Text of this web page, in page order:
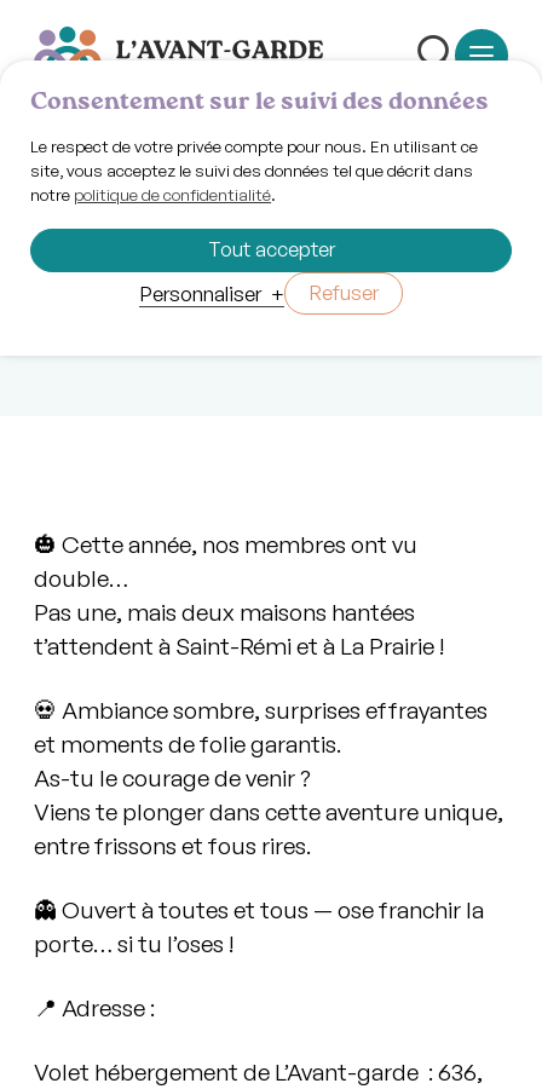
Vendredi 31 octobre 2025 | 18h00
Nos maisons
hantées !
🎃Cette année, nos membres ont vu
double…
Pas une, maisdeux maisons hantées
t’attendent à Saint-Rémi et à La Prairie !
💀Ambiance sombre, surprises effrayantes
et moments de folie garantis.
As-tu le courage de venir ?
Viens te plonger dans cette aventure unique,
entre frissons et fous rires.
👻Ouvert à toutes et tous — ose franchir la
porte… si tu l’oses !
📍Adresse :
Volet hébergement de L’Avant-garde : 636,
Consentement sur le suivi des données
Le respect de votre privée compte pour nous. En utilisant ce
site, vous acceptez le suivi des données tel que décrit dans
notre politique de confidentialité.
Personnaliser + Refuser
Tout accepter